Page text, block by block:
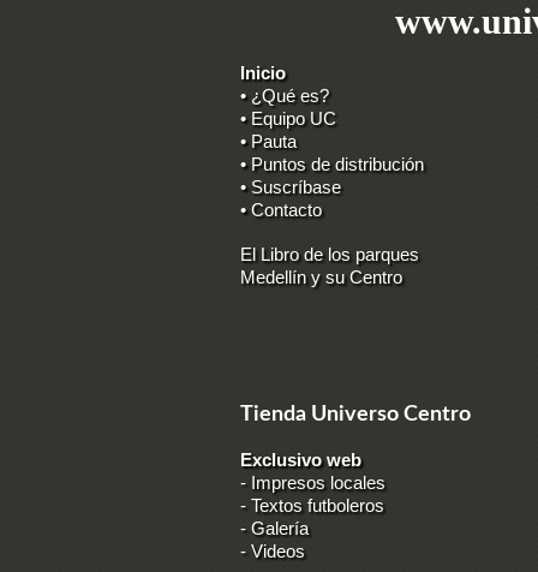
Inicio
• ¿Qué es?
• Equipo UC
• Pauta
• Puntos de distribución
• Suscríbase
• Contacto
El Libro de los parques
Medellín y su Centro
Tienda Universo Centro
Exclusivo web
- Impresos locales
- Textos futboleros
-Galería
-Videos